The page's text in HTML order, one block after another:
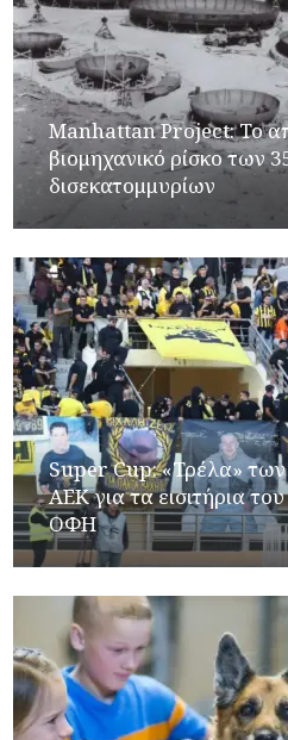
Manhattan Project: Το
βιομηχανικό ρίσκο των
δισεκατομμυρίων
Super Cup: «Τρέλα»
ΑΕΚ για τα εισιτήρια
ΟΦΗ